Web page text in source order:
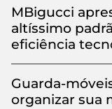
MBigucci
altíssimo
eficiência
Guarda-
organizar sua